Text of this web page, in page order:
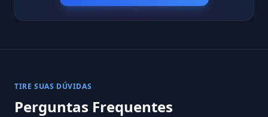
TIRE SUAS DÚVIDAS
Perguntas Frequentes